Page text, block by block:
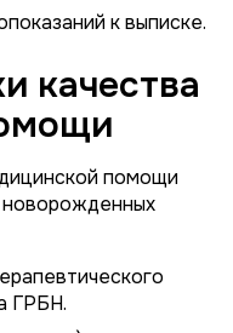
к выписке.
качества
помощи
новорожденных
ГРБН.